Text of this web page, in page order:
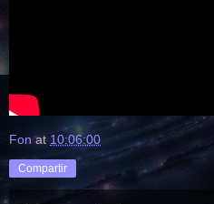
Fon at 10:06:00
Compartir